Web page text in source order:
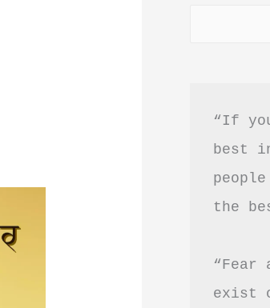
“If
best
the
“Fear
exist